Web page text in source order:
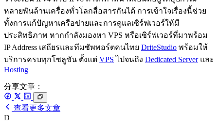
หลายพันล้านเครื่องทั่วโลกสื่อสารกันได้ การเข้าใจเรื่องนี้ช่วย
ทั้งการแก้ปัญหาเครือข่ายและการดูแลเซิร์ฟเวอร์ให้มี
ประสิทธิภาพ หากกำลังมองหา VPS หรือเซิร์ฟเวอร์ที่มาพร้อม
IP Address เสถียรและทีมซัพพอร์ตคนไทย DriteStudio พร้อมให้
บริการครบทุกโซลูชัน ตั้งแต่ VPS ไปจนถึง Dedicated Serverและ
Hosting
分享文章：
查看更多文章
D